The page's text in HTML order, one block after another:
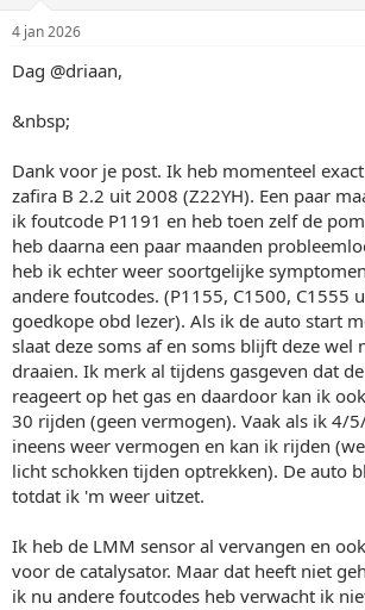
4 jan 2026
Dag @driaan,
&nbsp;
Dank voor je post. Ik heb momenteel
zafira B 2.2 uit 2008 (Z22YH). Een paar
ik foutcode P1191 en heb toen zelf de
heb daarna een paar maanden
heb ik echter weer soortgelijke
andere foutcodes. (P1155, C1500, C1555
goedkope obd lezer). Als ik de auto start
slaat deze soms af en soms blijft deze wel
draaien. Ik merk al tijdens gasgeven dat
reageert op het gas en daardoor kan ik
30 rijden (geen vermogen). Vaak als ik 4/
ineens weer vermogen en kan ik rijden
licht schokken tijden optrekken). De auto
totdat ik 'm weer uitzet.
Ik heb de LMM sensor al vervangen en
voor de catalysator. Maar dat heeft niet
ik nu andere foutcodes heb verwacht ik